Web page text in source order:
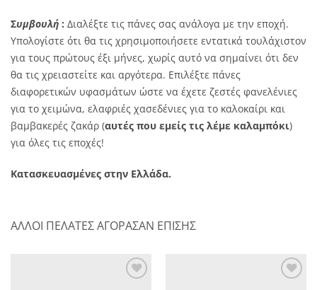
Συμβουλή : Διαλέξτε τις πάνες σας ανάλογα με την εποχή.
Υπολογίστε ότι θα τις χρησιμοποιήσετε εντατικά τουλάχιστον
για τους πρώτους έξι μήνες, χωρίς αυτό να σημαίνει ότι δεν
θα τις χρειαστείτε και αργότερα. Επιλέξτε πάνες
διαφορετικών υφασμάτων ώστε να έχετε ζεστές φανελένιες
για το χειμώνα, ελαφριές χασεδένιες για το καλοκαίρι και
βαμβακερές ζακάρ (αυτές που εμείς τις λέμε καλαμπόκι)
για όλες τις εποχές!
Κατασκευασμένες στην Ελλάδα.
ΑΛΛΟΙ ΠΕΛΑΤΕΣ ΑΓΟΡΑΣΑΝ ΕΠΙΣΗΣ